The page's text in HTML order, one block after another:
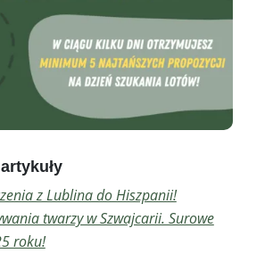
z Lublina do Hiszpanii!
twarzy w Szwajcarii. Surowe
roku!